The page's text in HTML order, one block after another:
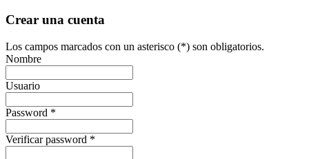
Crear una cuenta
Los campos marcados con un asterisco (*) son obligatorios.
Nombre
Usuario
Password *
Verificar password *